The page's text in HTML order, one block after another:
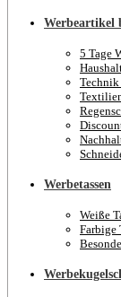
Werbeartikel
5 Tage
Werbetassen
Weiße
Farbige